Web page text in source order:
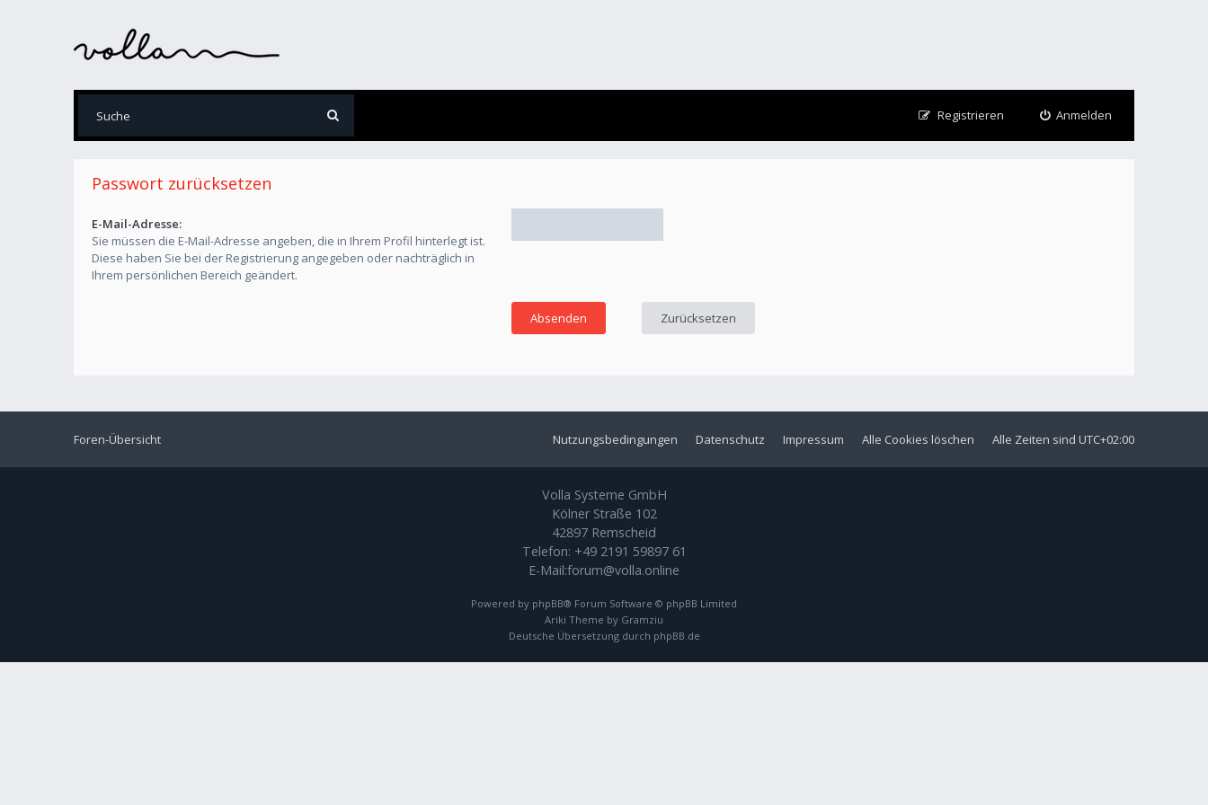
Anmelden
Registrieren
Passwort zurücksetzen
E-Mail-Adresse:
Sie müssen die E-Mail-Adresse angeben, die in Ihrem Profil hinterlegt ist.
Diese haben Sie bei der Registrierung angegeben oder nachträglich in
Ihrem persönlichen Bereich geändert.
Foren-Übersicht Alle Zeiten sind UTC+02:00
Alle Cookies löschen
Impressum
Datenschutz
Nutzungsbedingungen
Volla Systeme GmbH
Kölner Straße 102
42897 Remscheid
Telefon: +49 2191 59897 61
E-Mail:forum@volla.online
Powered by phpBB® Forum Software © phpBB Limited
Ariki Theme by Gramziu
Deutsche Übersetzung durch phpBB.de